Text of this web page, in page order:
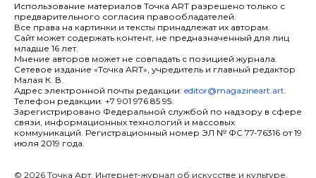
Использование материалов Точка ART разрешено только с
предварительного согласия правообладателей.
Все права на картинки и тексты принадлежат их авторам.
Сайт может содержать контент, не предназначенный для лиц
младше 16 лет.
Мнение авторов может не совпадать с позицией журнала.
Сетевое издание «Точка ART», учредитель и главный редактор
Малая К. В.
Адрес электронной почты редакции: editor@magazineart.art.
Телефон редакции: +7 901 976 85 95.
Зарегистрировано Федеральной службой по надзору в сфере
связи, информационных технологий и массовых
коммуникаций. Регистрационный номер ЭЛ № ФС 77-76316 от 19
июля 2019 года.
© 2026 Точка Арт. Интернет-журнал об искусстве и культуре.